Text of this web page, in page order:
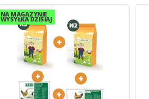
NA MAGAZYNIE
WYSYŁKA DZISIAJ